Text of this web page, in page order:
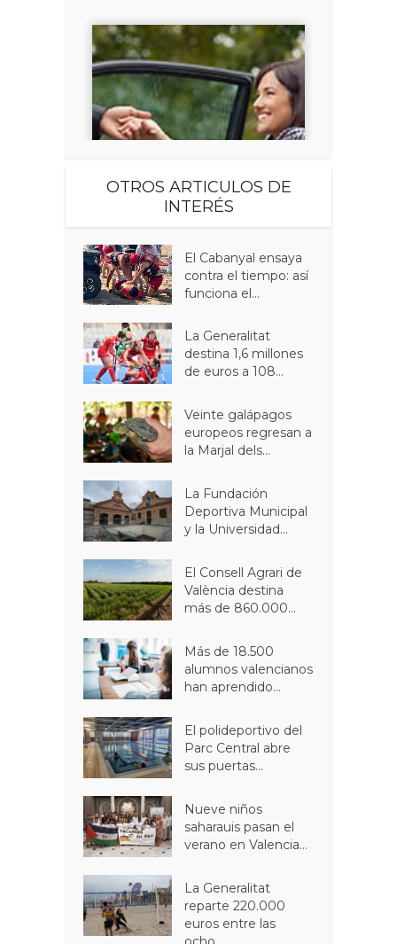
OTROS ARTICULOS DE
INTERÉS
El Cabanyal ensaya
contra el tiempo: así
funciona el...
La Generalitat
destina 1,6 millones
de euros a 108...
Veinte galápagos
europeos regresan a
la Marjal dels...
La Fundación
Deportiva Municipal
y la Universidad...
El Consell Agrari de
València destina
más de 860.000...
Más de 18.500
alumnos valencianos
han aprendido...
El polideportivo del
Parc Central abre
sus puertas...
Nueve niños
saharauis pasan el
verano en Valencia...
La Generalitat
reparte 220.000
euros entre las